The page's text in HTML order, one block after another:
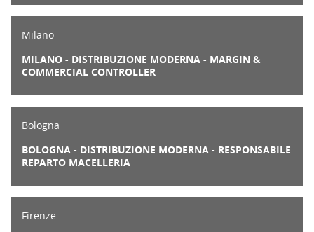
Milano
MILANO - DISTRIBUZIONE MODERNA - MARGIN &
COMMERCIAL CONTROLLER
Bologna
BOLOGNA - DISTRIBUZIONE MODERNA - RESPONSABILE
REPARTO MACELLERIA
Firenze